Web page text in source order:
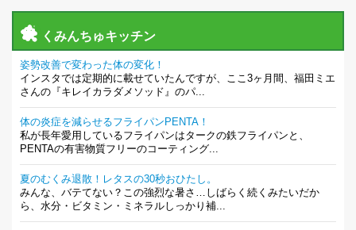
くみんちゅキッチン
姿勢改善で変わった体の変化！
インスタでは定期的に載せていたんですが、ここ3ヶ月間、福田ミエ
さんの『キレイカラダメソッド』のパ...
体の炎症を減らせるフライパンPENTA！
私が長年愛用しているフライパンはタークの鉄フライパンと、
PENTAの有害物質フリーのコーティング...
夏のむくみ退散！レタスの30秒おひたし。
みんな、バテてない？この強烈な暑さ…しばらく続くみたいだか
ら、水分・ビタミン・ミネラルしっかり補...